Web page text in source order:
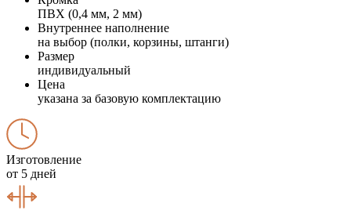
ПВХ (0,4 мм, 2 мм)
Внутреннее наполнение
на выбор (полки, корзины, штанги)
Размер
индивидуальный
Цена
указана за базовую комплектацию
Изготовление
от 5 дней